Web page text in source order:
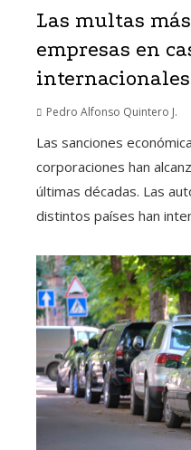
Las multas
empresas en
internacionales
Pedro Alfonso Quintero J.
Las sanciones
corporaciones han
últimas décadas. Las
distintos países han